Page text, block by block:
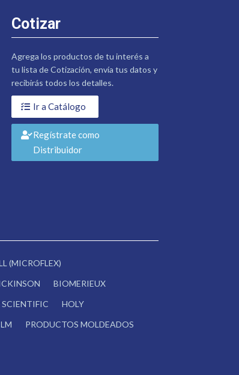
Cotizar
Agrega los productos de tu interés a
tu lista de Cotización, envía tus datos y
recibirás todos los detalles.
Ir a Catálogo
Regístrate como
Distribuidor
(MICROFLEX)
BIOMERIEUX
SCIENTIFIC
HOLY
PRODUCTOS MOLDEADOS